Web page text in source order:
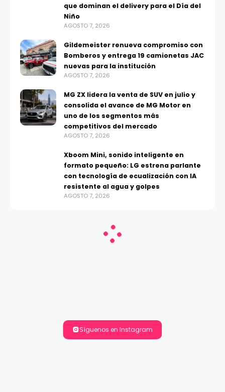
que dominan el delivery para el Día del
Niño
AGOSTO 7, 2026
Gildemeister renueva compromiso con
Bomberos y entrega 19 camionetas JAC
nuevas para la institución
AGOSTO 7, 2026
MG ZX lidera la venta de SUV en julio y
consolida el avance de MG Motor en
uno de los segmentos más
competitivos del mercado
AGOSTO 7, 2026
Xboom Mini, sonido inteligente en
formato pequeño: LG estrena parlante
con tecnología de ecualización con IA
resistente al agua y golpes
AGOSTO 7, 2026
Síguenos en Instagram